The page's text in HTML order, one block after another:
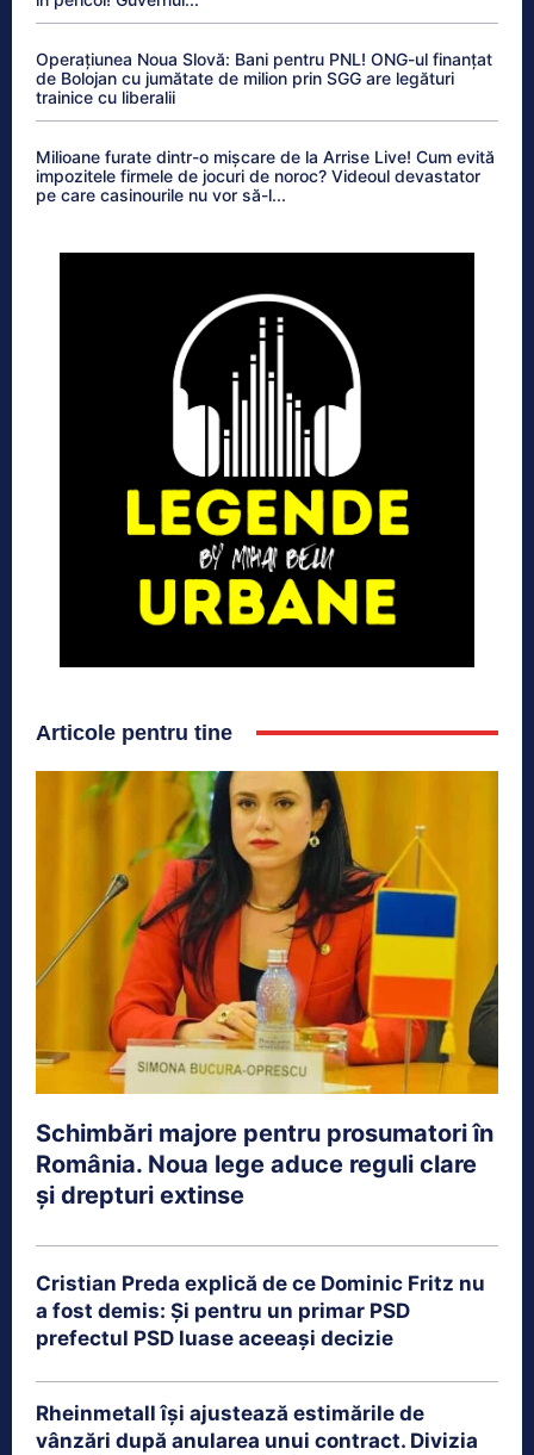
Operațiunea Noua Slovă: Bani pentru PNL! ONG-ul finanțat
de Bolojan cu jumătate de milion prin SGG are legături
trainice cu liberalii
Milioane furate dintr-o mișcare de la Arrise Live! Cum evită
impozitele firmele de jocuri de noroc? Videoul devastator
pe care casinourile nu vor să-l...
Articole pentru tine
Schimbări majore pentru prosumatori în
România. Noua lege aduce reguli clare
și drepturi extinse
Cristian Preda explică de ce Dominic Fritz nu
a fost demis: Și pentru un primar PSD
prefectul PSD luase aceeași decizie
Rheinmetall își ajustează estimările de
vânzări după anularea unui contract. Divizia